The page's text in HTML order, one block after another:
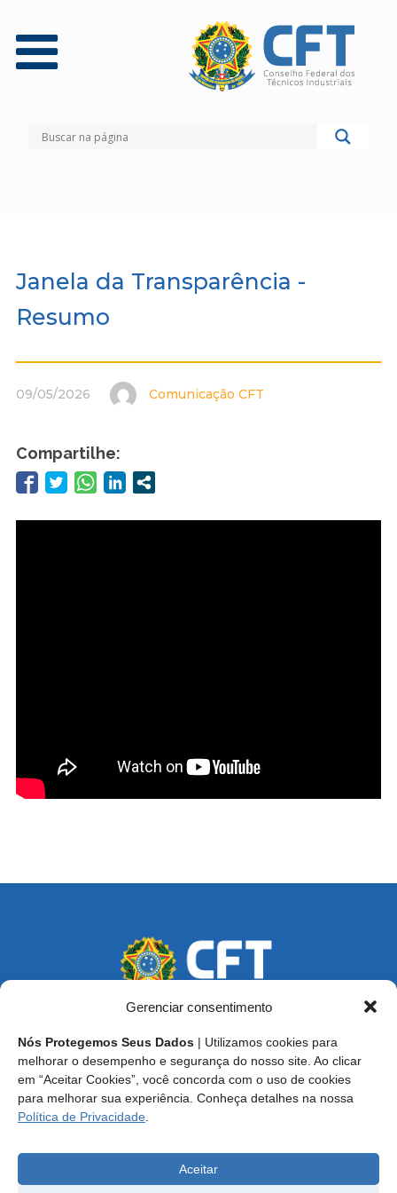
Gerenciar consentimento
Nós Protegemos Seus Dados | Utilizamos cookies para
melhorar o desempenho e segurança do nosso site. Ao clicar
em “Aceitar Cookies”, você concorda com o uso de cookies
para melhorar sua experiência. Conheça detalhes na nossa
Política de Privacidade
Aceitar
Janela da Transparência -
Resumo
09/05/2026 Comunicação CFT
Compartilhe:
Endereço: SCS, Quadra 02, Bloco D, Ed. Oscar Niemeyer,
9º Andar CEP 70.316-900 - Brasília/DF
Central de Atendimento ao Técnico:0800 016-1515